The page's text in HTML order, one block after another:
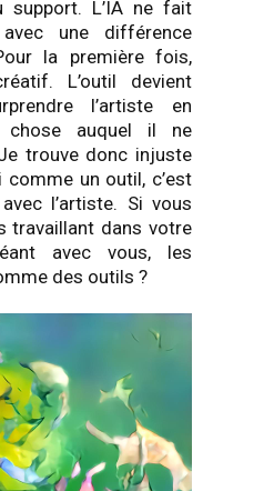
support. L’IA ne fait
une différence
la première fois,
L’outil devient
l’artiste en
chose auquel il ne
trouve donc injuste
comme un outil, c’est
l’artiste. Si vous
travaillant dans votre
avec vous, les
des outils ?